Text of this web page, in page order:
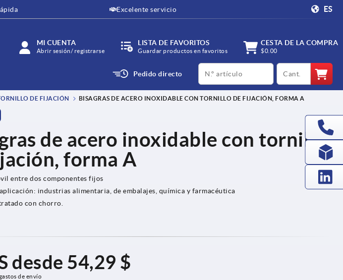
Excelente servicio ES
MI CUENTA
Abrir sesión/ registrarse
LISTA DE FAVORITOS
Guardar productos en favoritos
CESTA DE LA COMPRA
$0.00
Pedido directo
productCode qty
DE FIJACIÓN BISAGRAS DE ACERO INOXIDABLE CON TORNILLO DE FIJACIÓN, FORMA A
de acero inoxidable con tornillo
forma A
entre dos componentes fijos
industrias alimentaria, de embalajes, química y farmacéutica
con chorro.
desde 54,29 $
de envío